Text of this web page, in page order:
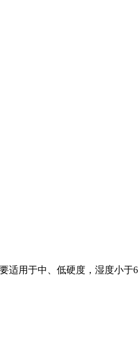
适用于中、低硬度，湿度小